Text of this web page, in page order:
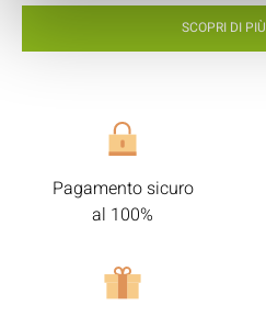
SCOPRI DI PIÙ
Pagamento sicuro
al 100%